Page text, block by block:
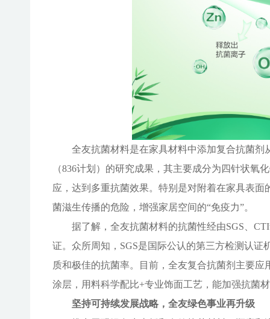
全友抗菌材料是在家具材料中添加复合抗菌
（836计划）的研究成果，其主要成分为四针状氧
应，达到多重抗菌效果。特别是对附着在家具表
菌滋生传播的危险，增强家居空间的“免疫力”。
据了解，全友抗菌材料的抗菌性经由SGS、
证。众所周知，SGS是国际公认的第三方检测认
质和极佳的抗菌率。目前，全友复合抗菌剂主要
涂层，用料科学配比+专业饰面工艺，能加强抗菌
坚持可持续发展战略，全友绿色事业再升级